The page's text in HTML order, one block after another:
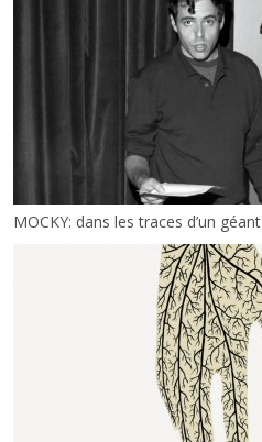
MOCKY: dans les traces d’un géant